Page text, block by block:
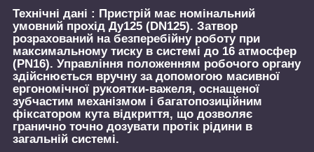
Технічні дані : Пристрій має номінальний
умовний прохід Ду125 (DN125). Затвор
розрахований на безперебійну роботу при
максимальному тиску в системі до 16 атмосфер
(PN16). Управління положенням робочого органу
здійснюється вручну за допомогою масивної
ергономічної рукоятки-важеля, оснащеної
зубчастим механізмом і багатопозиційним
фіксатором кута відкриття, що дозволяє
гранично точно дозувати протік рідини в
загальній системі.